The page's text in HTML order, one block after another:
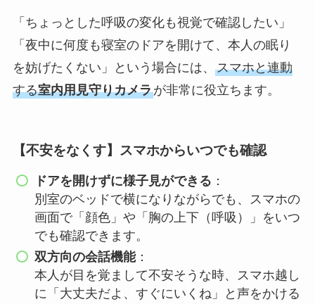
「ちょっとした呼吸の変化も視覚で確認したい」
「夜中に何度も寝室のドアを開けて、本人の眠り
を妨げたくない」という場合には、 スマホと連動
する室内用見守りカメラが非常に役立ちます。
【不安をなくす】スマホからいつでも確認
ドアを開けずに様子見ができる ：
別室のベッドで横になりながらでも、スマホの
画面で「顔色」や「胸の上下（呼吸）」をいつ
でも確認できます。
双方向の会話機能：
本人が目を覚まして不安そうな時、スマホ越し
に「大丈夫だよ、すぐにいくね」と声をかける